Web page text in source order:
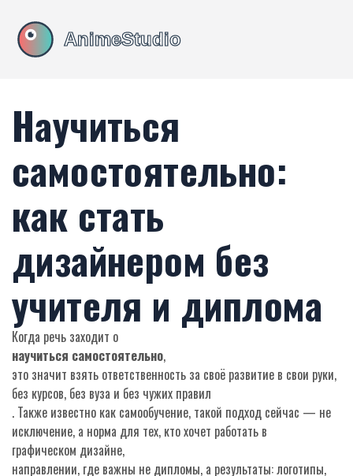
Научиться
самостоятельно:
как стать
дизайнером без
учителя и диплома
Когда речь заходит о
научиться самостоятельно,
это значит взять ответственность за своё развитие в свои руки,
без курсов, без вуза и без чужих правил
. Также известно как самообучение, такой подход сейчас — не
исключение, а норма для тех, кто хочет работать в
графическом дизайне,
направлении, где важны не дипломы, а результаты: логотипы,